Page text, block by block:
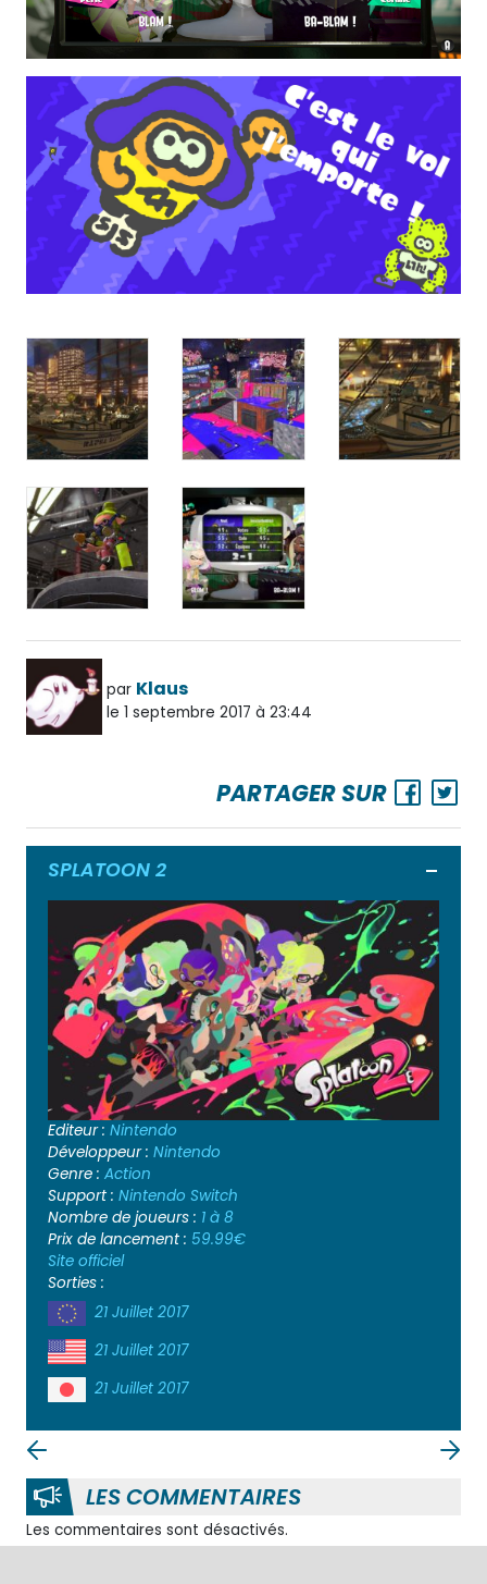
par Klaus
le 1 septembre 2017 à 23:44
PARTAGER SUR
SPLATOON 2
Editeur : Nintendo
Développeur : Nintendo
Genre : Action
Support : Nintendo Switch
Nombre de joueurs : 1 à 8
Prix de lancement : 59.99€
Site officiel
Sorties :
21 Juillet 2017
21 Juillet 2017
21 Juillet 2017
LES COMMENTAIRES
Les commentaires sont désactivés.